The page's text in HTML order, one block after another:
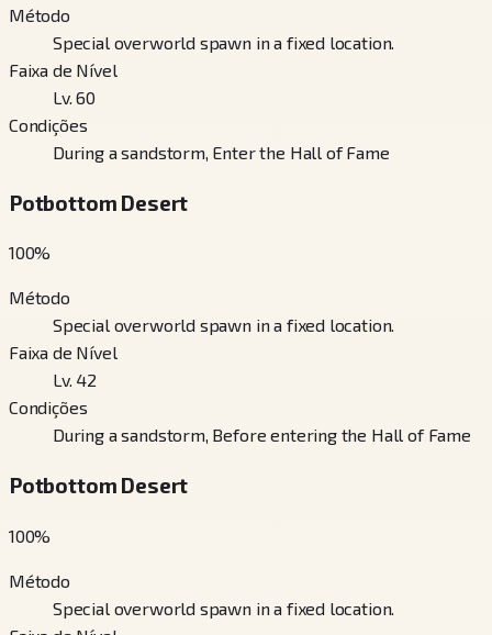
Método
Special overworld spawn in a fixed location.
Faixa de Nível
Lv. 60
Condições
During a sandstorm, Enter the Hall of Fame
Potbottom Desert
100%
Método
Special overworld spawn in a fixed location.
Faixa de Nível
Lv. 42
Condições
During a sandstorm, Before entering the Hall of Fame
Potbottom Desert
100%
Método
Special overworld spawn in a fixed location.